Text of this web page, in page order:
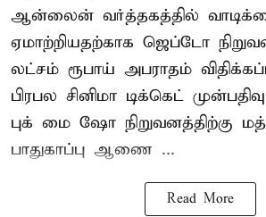
ஆன்லைன் வர்த்தகத்தில்
ஏமாற்றியதற்காக ஜெப்டோ
லட்சம் ரூபாய் அபராதம்
பிரபல சினிமா டிக்கெட்
புக் மை ஷோ நிறுவனத்திற்கு
பாதுகாப்பு ஆணை ...
Read More